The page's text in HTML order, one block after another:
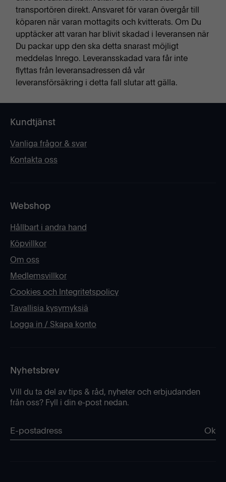
transportören direkt. Ansvaret för varan övergår till
köparen när varan mottagits och kvitterats. Om Du
upptäcker att varan har blivit skadad i leveransen när
Du packar upp den ska detta snarast möjligt
meddelas Inrego. Leveransskadad vara får inte
flyttas från leveransadressen då vår
leveransförsäkring i detta fall slutar att gälla.
Kundtjänst
Vanliga frågor & svar
Kontakta oss
Webshop
Hållbart i andra hand
Köpvillkor
Om oss
Medlemsvillkor
Cookies och Integritetspolicy
Tavallisia kysymyksiä
Logga in / Skapa konto
Nyhetsbrev
Vill du ta del av tips & råd, nyheter och erbjudanden
från oss? Fyll i din e-post nedan.
Ok